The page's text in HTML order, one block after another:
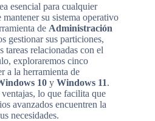
esencial para cualquier
su sistema operativo
de Administración
gestionar sus particiones,
tareas relacionadas con el
exploraremos cinco
a la herramienta de
10 y Windows 11.
lo que facilita que
avanzados encuentren la
necesidades.